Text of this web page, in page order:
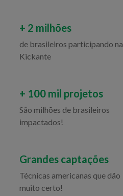
+ 2 milhões
de brasileiros participando na
Kickante
+ 100 mil projetos
São milhões de brasileiros
impactados!
Grandes captações
Técnicas americanas que dão
muito certo!